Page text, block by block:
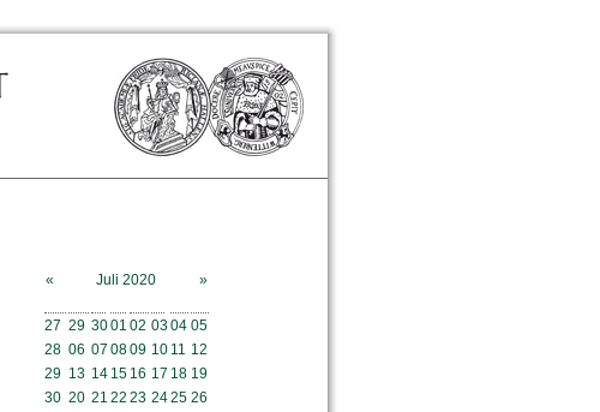
« Juli 2020
»
27 29 3001 02 0304 05
28 06 07 0809 10 11 12
29 13 14 15 16 17 18 19
30 20 21 22 23 2425 26